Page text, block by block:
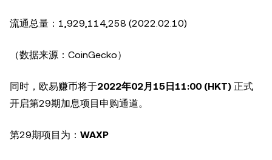
流通总量：1,929,114,258 (2022.02.10)
（数据来源：CoinGecko）
同时，欧易赚币将于2022年02月 15日11:00 (HKT) 正式
开启第29期加息项目申购通道。
第29期项目为： WAXP